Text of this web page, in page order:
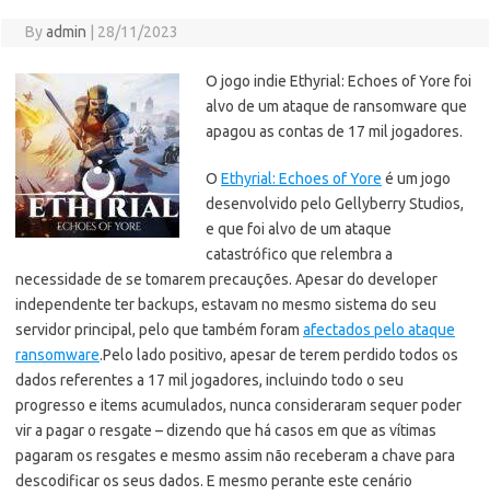
Byadmin 28/11/2023
O jogo indie Ethyrial: Echoes of Yore foi
alvo de um ataque de ransomware que
apagou as contas de 17 mil jogadores.
O Ethyrial: Echoes of Yore é um jogo
desenvolvido pelo Gellyberry Studios,
e que foi alvo de um ataque
catastrófico que relembra a
necessidade de se tomarem precauções. Apesar do developer
independente ter backups, estavam no mesmo sistema do seu
servidor principal, pelo que também foram afectados pelo ataque
ransomware.Pelo lado positivo, apesar de terem perdido todos os
dados referentes a 17 mil jogadores, incluindo todo o seu
progresso e items acumulados, nunca consideraram sequer poder
vir a pagar o resgate – dizendo que há casos em que as vítimas
pagaram os resgates e mesmo assim não receberam a chave para
descodificar os seus dados. E mesmo perante este cenário